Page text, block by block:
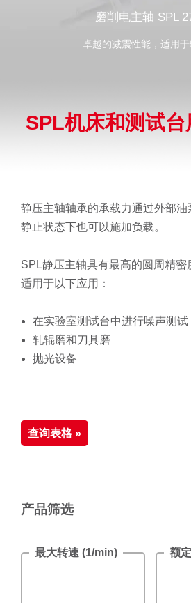
磨削电主轴 SPL
卓越的减震性能，适用于
SPL机床和测试
静压主轴轴承的承载力通过外部
静止状态下也可以施加负载。
SPL静压主轴具有最高的圆周精密
适用于以下应用：
在实验室测试台中进行噪声测试
轧辊磨和刀具磨
抛光设备
查询表格 »
产品筛选
最大转速 (1/min) 额